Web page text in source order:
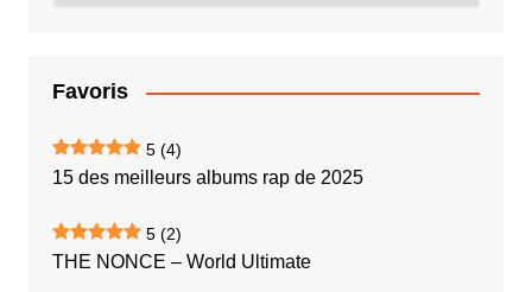
Favoris
5 (4)
15 des meilleurs albums rap de 2025
5 (2)
THE NONCE – World Ultimate